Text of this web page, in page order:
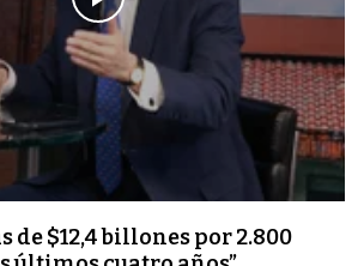
de $12,4 billones por 2.800